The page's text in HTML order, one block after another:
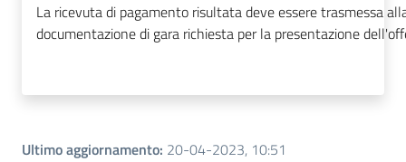
La ricevuta di pagamento risultata deve essere trasmessa
documentazione di gara richiesta per la presentazione
Ultimo aggiornamento: 20-04-2023, 10:51